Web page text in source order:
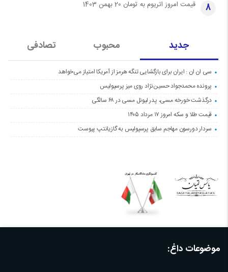
8 قیمت امروز اتریوم به تومان 20 بهمن 1403
جدید محبوب تصادفی
سی ان ان : ایران برای بازگشایی تنگه هرمز از آمریکا امتیاز می‌خواهد
پرونده محمدجواد حسین‌نژاد روی میز پرسپولیس
درگذشت خورخه مسی، پدر لیونل مسی در ۶۸ سالگی
قیمت طلا و سکه امروز ۱۷ مرداد ۱۴۰۵
سردار دورسون مهاجم سابق پرسپولیس به گازیانتپ پیوست
موضوعات داغ: